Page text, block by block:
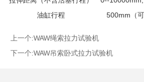
油缸行程
500mm（
上一个:WAW绳索拉力试验机
下一个:WAW吊索卧式拉力试验机